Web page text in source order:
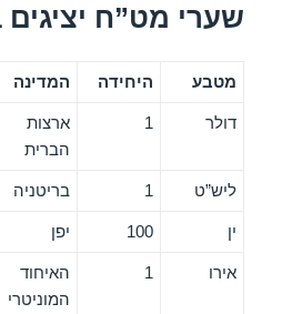
שערי מט”ח יציגים 13/10/2021
מטבע היחידה המדינה
דולר 1
ארצות
הברית
ליש”ט 1 בריטניה
ין 100 יפן
אירו 1
האיחוד
המוניטרי